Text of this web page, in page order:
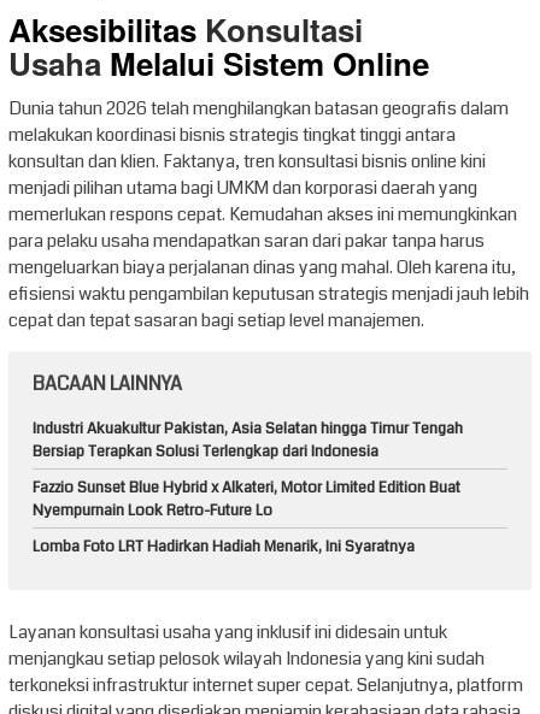
AksesibilitasKonsultasi
UsahaMelalui Sistem Online
Dunia tahun 2026 telah menghilangkan batasan geografis dalam
melakukan koordinasi bisnis strategis tingkat tinggi antara
konsultan dan klien. Faktanya, tren konsultasi bisnis online kini
menjadi pilihan utama bagi UMKM dan korporasi daerah yang
memerlukan respons cepat. Kemudahan akses ini memungkinkan
para pelaku usaha mendapatkan saran dari pakar tanpa harus
mengeluarkan biaya perjalanan dinas yang mahal. Oleh karena itu,
efisiensi waktu pengambilan keputusan strategis menjadi jauh lebih
cepat dan tepat sasaran bagi setiap level manajemen.
BACAAN LAINNYA
Industri Akuakultur Pakistan, Asia Selatan hingga Timur Tengah
Bersiap Terapkan Solusi Terlengkap dari Indonesia
Fazzio Sunset Blue Hybrid x Alkateri, Motor Limited Edition Buat
Nyempurnain Look Retro-Future Lo
Lomba Foto LRT Hadirkan Hadiah Menarik, Ini Syaratnya
Layanan konsultasi usaha yang inklusif ini didesain untuk
menjangkau setiap pelosok wilayah Indonesia yang kini sudah
terkoneksi infrastruktur internet super cepat. Selanjutnya, platform